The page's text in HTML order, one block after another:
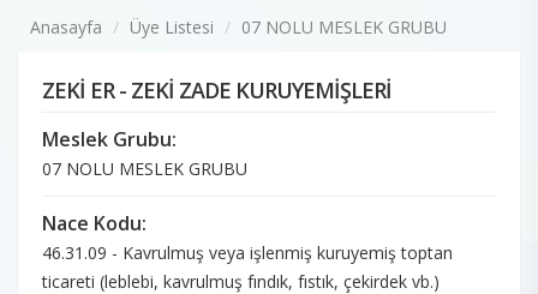
Anasayfa Üye Listesi 07 NOLU MESLEK GRUBU
ZEKİ ER - ZEKİ ZADE KURUYEMİŞLERİ
Meslek Grubu:
07 NOLU MESLEK GRUBU
Nace Kodu:
46.31.09 - Kavrulmuş veya işlenmiş kuruyemiş toptan
ticareti (leblebi, kavrulmuş fındık, fıstık, çekirdek vb.)